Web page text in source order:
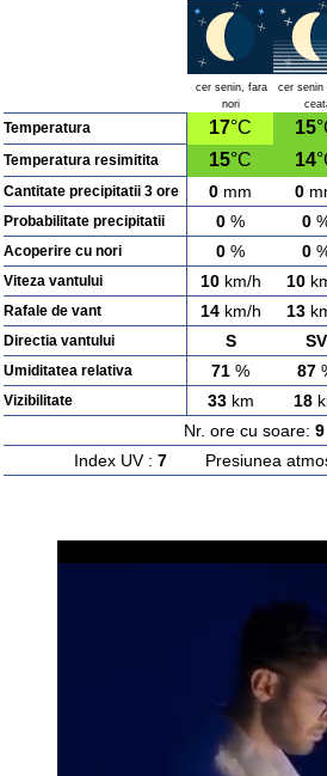
cer senin, fara
nori
cer senin
Temperatura 17°C 15
Temperatura resimitita 15°C 14
Cantitate precipitatii 3 ore 0 mm 0
Probabilitate precipitatii 0 % 0
Acoperire cu nori 0 % 0
Viteza vantului 10km/h 10
Rafale de vant 14km/h 13
Directia vantului S SV
Umiditatea relativa 71 % 87
Vizibilitate 33km 18
Nr. ore cu soare: 9
Index UV : 7Presiunea